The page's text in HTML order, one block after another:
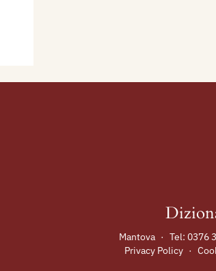
Mantova · Tel: 0376
Privacy Policy ·